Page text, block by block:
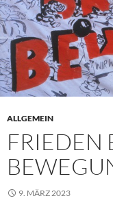
ALLGEMEIN
FRIEDEN
9. MÄRZ 2023